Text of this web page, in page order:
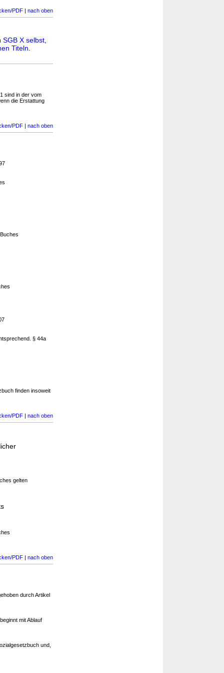
PDF | nach oben
SGB X selbst
Titeln
sind in der vom
die Erstattung
PDF | nach oben
§ 44a
finden insoweit
PDF | nach oben
gelten
PDF | nach oben
durch Artikel
mit Ablauf
und,